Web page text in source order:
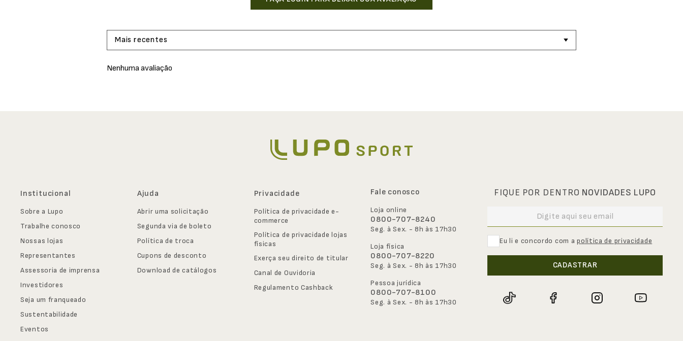
Mais recentes
Nenhuma avaliação
Institucional
Sobre a Lupo
Trabalhe conosco
Nossas lojas
Representantes
Assessoria de imprensa
Investidores
Seja um franqueado
Sustentabilidade
Eventos
Ajuda
Abrir uma solicitação
Segunda via de boleto
Política de troca
Cupons de desconto
Download de catálogos
Privacidade
Política de privacidade e-
commerce
Política de privacidade lojas
físicas
Exerça seu direito de titular
Canal de Ouvidoria
Regulamento Cashback
Fale conosco
Loja online
0800-707-8240
Seg. à Sex. - 8h às 17h30
Loja física
0800-707-8220
Seg. à Sex. - 8h às 17h30
Pessoa jurídica
0800-707-8100
Seg. à Sex. - 8h às 17h30
FIQUE POR DENTRO NOVIDADES LUPO
Eu li e concordo com apolítica de privacidade
CADASTRAR